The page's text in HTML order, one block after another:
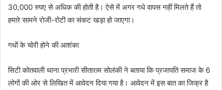
30,000 रुपए से अधिक की होती है। ऐसे में अगर गधे वापस नहीं मिलते हैं तो
हमारे सामने रोजी-रोटी का संकट खड़ा हो जाएगा।
गधों के चोरी होने की आशंका
सिटी कोतवाली थाना प्रभारी सीताराम सोलंकी ने बताया कि प्रजापति समाज के 6
लोगों की ओर से लिखित में आवेदन दिया गया है। आवेदन में इस बात का जिक्र है